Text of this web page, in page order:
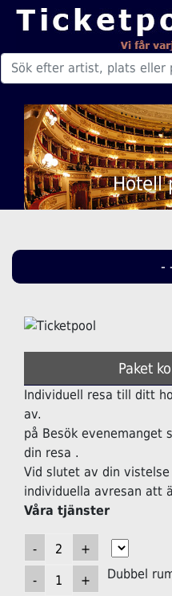
Hotell
-
Paket
Individuell resa till ditt
av.
på Besök evenemanget
din resa .
Vid slutet av din vistelse
individuella avresan att
Våra tjänster
Dubbel